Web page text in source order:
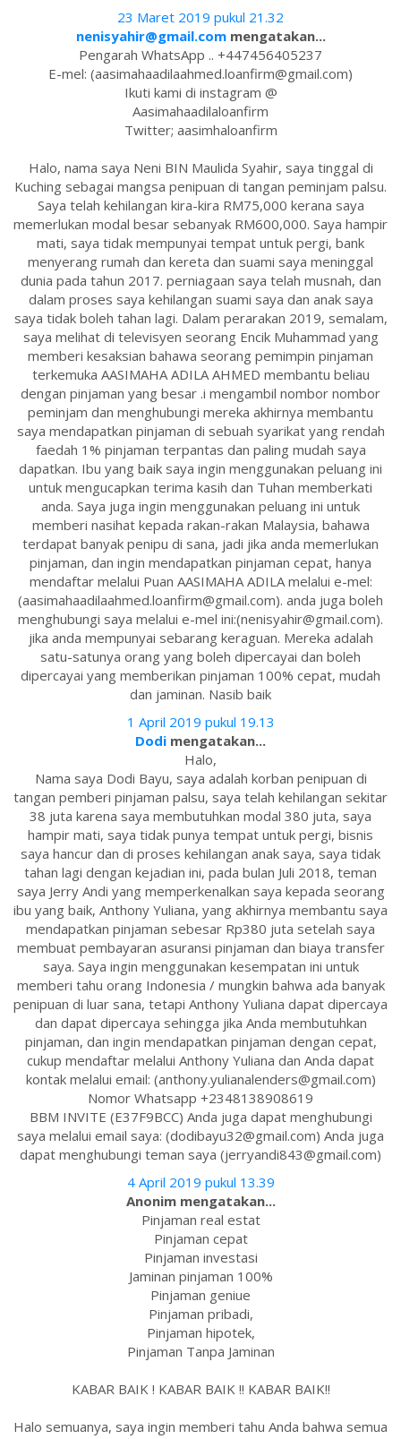
23 Maret 2019 pukul 21.32
nenisyahir@gmail.commengatakan...
Pengarah WhatsApp .. +447456405237
E-mel: (aasimahaadilaahmed.loanfirm@gmail.com)
Ikuti kami di instagram @
Aasimahaadilaloanfirm
Twitter; aasimhaloanfirm
Halo, nama saya Neni BIN Maulida Syahir, saya tinggal di
Kuching sebagai mangsa penipuan di tangan peminjam palsu.
Saya telah kehilangan kira-kira RM75,000 kerana saya
memerlukan modal besar sebanyak RM600,000. Saya hampir
mati, saya tidak mempunyai tempat untuk pergi, bank
menyerang rumah dan kereta dan suami saya meninggal
dunia pada tahun 2017. perniagaan saya telah musnah, dan
dalam proses saya kehilangan suami saya dan anak saya
saya tidak boleh tahan lagi. Dalam perarakan 2019, semalam,
saya melihat di televisyen seorang Encik Muhammad yang
memberi kesaksian bahawa seorang pemimpin pinjaman
terkemuka AASIMAHA ADILA AHMED membantu beliau
dengan pinjaman yang besar .i mengambil nombor nombor
peminjam dan menghubungi mereka akhirnya membantu
saya mendapatkan pinjaman di sebuah syarikat yang rendah
faedah 1% pinjaman terpantas dan paling mudah saya
dapatkan. Ibu yang baik saya ingin menggunakan peluang ini
untuk mengucapkan terima kasih dan Tuhan memberkati
anda. Saya juga ingin menggunakan peluang ini untuk
memberi nasihat kepada rakan-rakan Malaysia, bahawa
terdapat banyak penipu di sana, jadi jika anda memerlukan
pinjaman, dan ingin mendapatkan pinjaman cepat, hanya
mendaftar melalui Puan AASIMAHA ADILA melalui e-mel:
(aasimahaadilaahmed.loanfirm@gmail.com). anda juga boleh
menghubungi saya melalui e-mel ini:(nenisyahir@gmail.com).
jika anda mempunyai sebarang keraguan. Mereka adalah
satu-satunya orang yang boleh dipercayai dan boleh
dipercayai yang memberikan pinjaman 100% cepat, mudah
dan jaminan. Nasib baik
1 April 2019 pukul 19.13
Dodi mengatakan...
Halo,
Nama saya Dodi Bayu, saya adalah korban penipuan di
tangan pemberi pinjaman palsu, saya telah kehilangan sekitar
38 juta karena saya membutuhkan modal 380 juta, saya
hampir mati, saya tidak punya tempat untuk pergi, bisnis
saya hancur dan di proses kehilangan anak saya, saya tidak
tahan lagi dengan kejadian ini, pada bulan Juli 2018, teman
saya Jerry Andi yang memperkenalkan saya kepada seorang
ibu yang baik, Anthony Yuliana, yang akhirnya membantu saya
mendapatkan pinjaman sebesar Rp380 juta setelah saya
membuat pembayaran asuransi pinjaman dan biaya transfer
saya. Saya ingin menggunakan kesempatan ini untuk
memberi tahu orang Indonesia / mungkin bahwa ada banyak
penipuan di luar sana, tetapi Anthony Yuliana dapat dipercaya
dan dapat dipercaya sehingga jika Anda membutuhkan
pinjaman, dan ingin mendapatkan pinjaman dengan cepat,
cukup mendaftar melalui Anthony Yuliana dan Anda dapat
kontak melalui email: (anthony.yulianalenders@gmail.com)
Nomor Whatsapp +2348138908619
BBM INVITE (E37F9BCC) Anda juga dapat menghubungi
saya melalui email saya: (dodibayu32@gmail.com) Anda juga
dapat menghubungi teman saya (jerryandi843@gmail.com)
4 April 2019 pukul 13.39
Anonim mengatakan...
Pinjaman real estat
Pinjaman cepat
Pinjaman investasi
Jaminan pinjaman 100%
Pinjaman geniue
Pinjaman pribadi,
Pinjaman hipotek,
Pinjaman Tanpa Jaminan
KABAR BAIK ! KABAR BAIK !! KABAR BAIK!!
Halo semuanya, saya ingin memberi tahu Anda bahwa semua